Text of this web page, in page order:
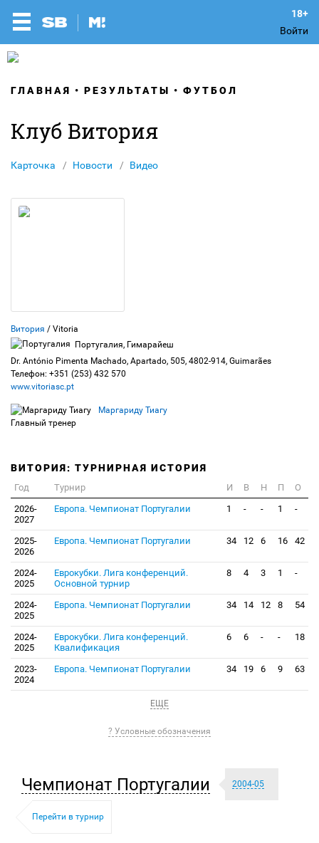
Войти
ГЛАВНАЯ РЕЗУЛЬТАТЫ ФУТБОЛ
Клуб Витория
Карточка Новости Видео
Витория / Vitoria
Португалия, Гимарайеш
Dr. António Pimenta Machado, Apartado, 505, 4802-914, Guimarães
Телефон: +351 (253) 432 570
www.vitoriasc.pt
Маргариду Тиагу
Главный тренер
ВИТОРИЯ: ТУРНИРНАЯ ИСТОРИЯ
Год Турнир И В Н П
О
2026-
2027
Европа. Чемпионат Португалии 1 - - 1 -
2025-
2026
Европа. Чемпионат Португалии 34 12 6 16 42
2024-
2025
Еврокубки. Лига конференций.
Основной турнир
8 4 3 1 -
2024-
2025
Европа. Чемпионат Португалии 34 14 12 8 54
2024-
2025
Еврокубки. Лига конференций.
Квалификация
6 6 - - 18
2023-
2024
Европа. Чемпионат Португалии 34 19 6 9 63
ЕЩЕ
? Условные обозначения
Чемпионат Португалии 2004-05
Перейти в турнир